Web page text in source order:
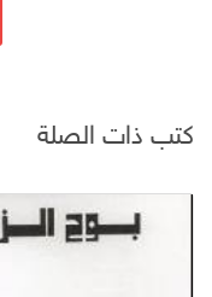
كتب ذات الصلة